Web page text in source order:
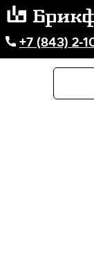
+7 (843) 2-102-666